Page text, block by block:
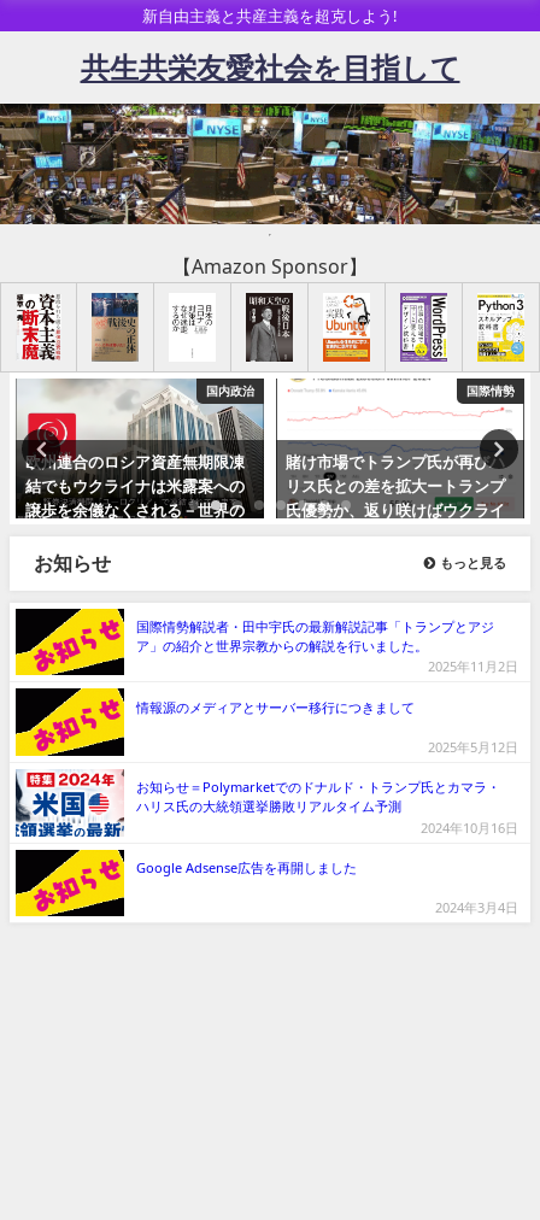
新自由主義と共産主義を超克しよう!
共生共栄友愛社会を目指して
【Amazon Sponsor】
国内政治
期限凍
案への
世界の
ラル全
国際情勢
賭け市場でトランプ氏が再びハ
リス氏との差を拡大ートランプ
氏優勢か、返り咲けばウクライ
ナ戦争停戦・終戦で欧州は激変
バイデン政権支持率、
更新を継続中ー対ロシ
裁による記録的なイン
撃され
2022年5月22日
お知らせ もっと見る
2025年11月2日
国際情勢解説者・田中宇氏の最新解説記事「トランプとアジ
ア」の紹介と世界宗教からの解説を行いました。
2025年5月12日
情報源のメディアとサーバー移行につきまして
2024年10月16日
お知らせ＝Polymarketでのドナルド・トランプ氏とカマラ・
ハリス氏の大統領選挙勝敗リアルタイム予測
2024年3月4日
Google Adsense広告を再開しました